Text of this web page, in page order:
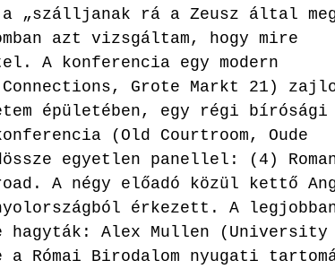
a „szálljanak rá a Zeusz által
azt vizsgáltam, hogy mire
A konferencia egy modern
Connections, Grote Markt 21)
épületében, egy régi bírósági
(Old Courtroom, Oude
egyetlen panellel: (4)
A négy előadó közül kettő
érkezett. A
hagyták: Alex Mullen
Római Birodalom nyugati